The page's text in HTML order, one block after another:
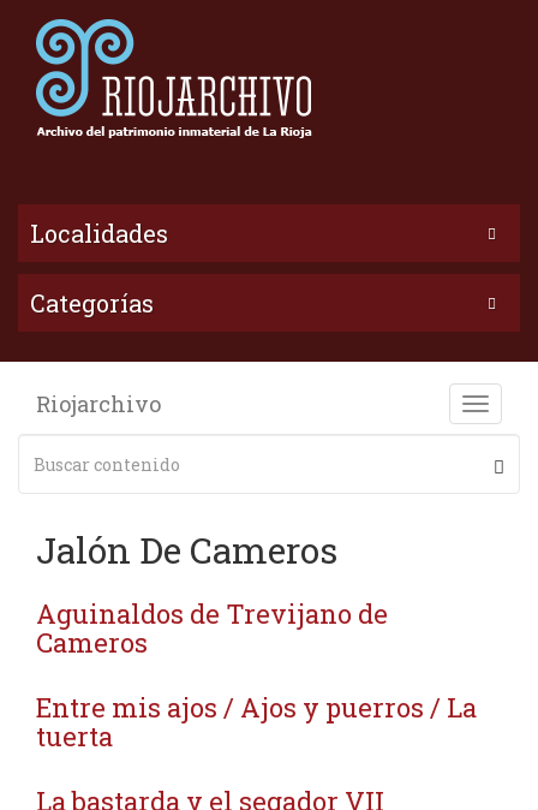
Localidades
Categorías
Toggle
Riojarchivo
Jalón De Cameros
Aguinaldos de Trevijano de
Cameros
Entre mis ajos / Ajos y puerros / La
tuerta
La bastarda y el segador VII